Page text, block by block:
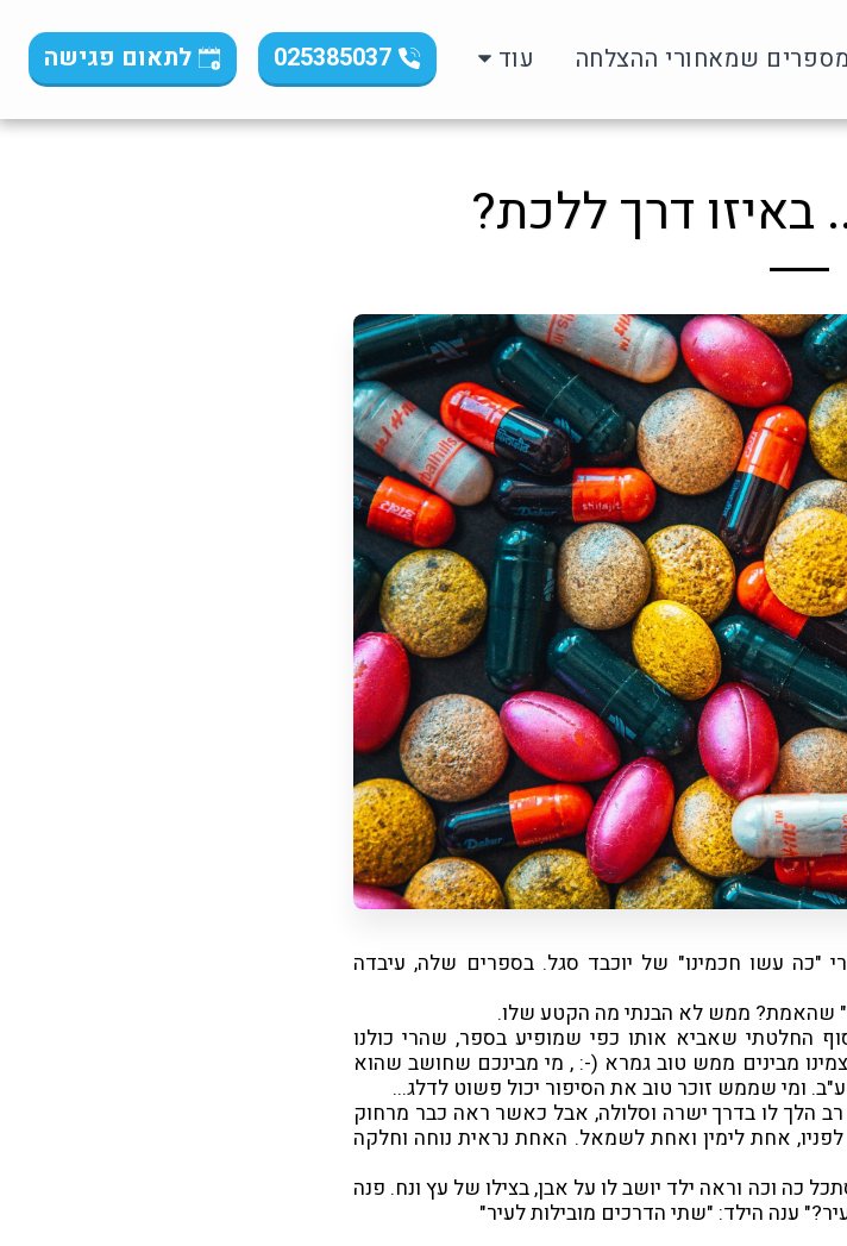
שמאחורי ההצלחה עוד 025385037 לתאום פגישה
באיזו דרך ללכת?
"כה עשו חכמינו" של יוכבד סגל. בספרים שלה, עיבדה
שהאמת? ממש לא הבנתי מה הקטע שלו.
החלטתי שאביא אותו כפי שמופיע בספר, שהרי כולנו
מבינים ממש טוב גמרא (-: , מי מבינכם שחושב שהוא
ע"ב. ומי שממש זוכר טוב את הסיפור יכול פשוט לדלג...
הלך לו בדרך ישרה וסלולה, אבל כאשר ראה כבר מרחוק
אחת לימין ואחת לשמאל. האחת נראית נוחה וחלקה
כה וכה וראה ילד יושב לו על אבן, בצילו של עץ ונח. פנה
ענה הילד: "שתי הדרכים מובילות לעיר"